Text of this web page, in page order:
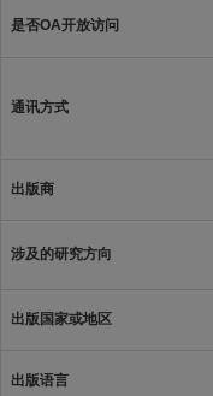
是否OA开放访问
通讯方式
出版商
涉及的研究方向
出版国家或地区
出版语言